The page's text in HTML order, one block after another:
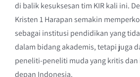
di balik kesuksesan tim KIR kali ini.
Kristen 1 Harapan semakin
sebagai institusi pendidikan yang
dalam bidang akademis, tetapi juga
peneliti-peneliti muda yang kritis dan
depan Indonesia.